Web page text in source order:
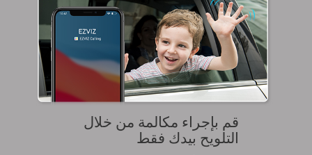
قم بإجراء مكالمة من خلال
التلويح بيدك فقط